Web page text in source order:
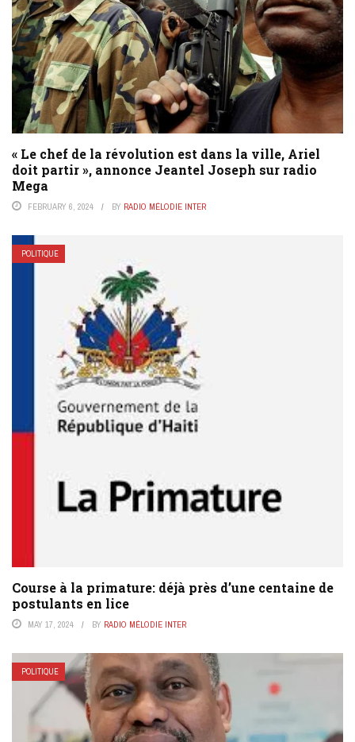
« Le chef de la révolution est dans la ville, Ariel
doit partir », annonce Jeantel Joseph sur radio
Mega
FEBRUARY 6, 2024 BY RADIO MÉLODIE INTER
POLITIQUE
Course à la primature: déjà près d’une centaine de
postulants en lice
MAY 17, 2024 BY RADIO MÉLODIE INTER
POLITIQUE